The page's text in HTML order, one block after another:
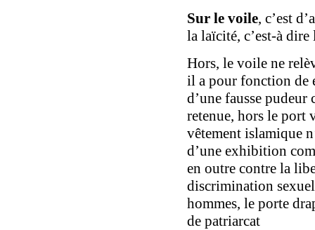
Sur le voile, c’est
la laïcité, c’est-à
Hors, le voile ne
il a pour fonction de
d’une fausse pudeur
retenue, hors le
vêtement islamique
d’une exhibition
en outre contre la
discrimination
hommes, le porte
de patriarcat